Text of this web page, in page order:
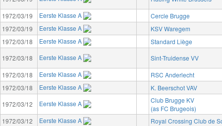
1972/03/19
Eerste Klasse A
Cercle Brugge
1972/03/19
Eerste Klasse A
KSV Waregem
1972/03/18
Eerste Klasse A
Standard Liège
1972/03/18
Eerste Klasse A
Sint-Truidense VV
1972/03/18
Eerste Klasse A
RSC Anderlecht
1972/03/18
Eerste Klasse A
K. Beerschot VAV
1972/03/12
Eerste Klasse A
Club Brugge KV
(as FC Brugeois)
1972/03/12
Eerste Klasse A
Royal Crossing Club de